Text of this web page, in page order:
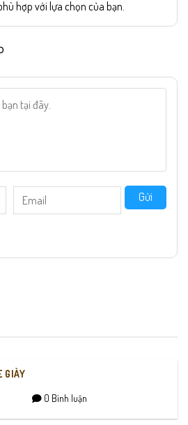
hợp với lựa chọn của bạn.
Gửi
GIÀY
0 Bình luận